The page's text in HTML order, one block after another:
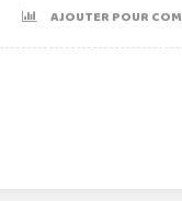
AJOUTER POUR